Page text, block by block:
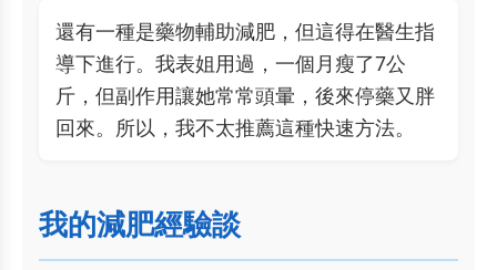
還有一種是藥物輔助減肥，但這得在醫生指
導下進行。我表姐用過，一個月瘦了7公
斤，但副作用讓她常常頭暈，後來停藥又胖
回來。所以，我不太推薦這種快速方法。
我的減肥經驗談